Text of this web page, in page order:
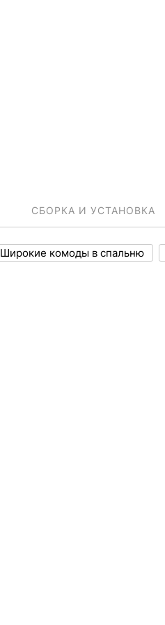
СБОРКА И УСТАНОВКА
Широкие комоды в спальню